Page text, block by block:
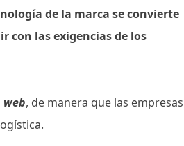
de la marca se convierte
con las exigencias de los
web, de manera que las empresas